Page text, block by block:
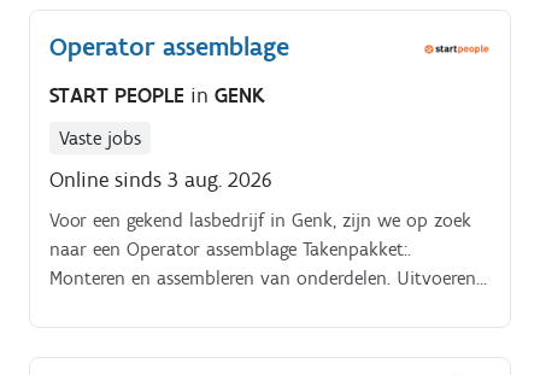
Operator assemblage
START PEOPLE in GENK
Vaste jobs
Online sinds 3 aug. 2026
Voor een gekend lasbedrijf in Genk, zijn we op zoek
naar een Operator assemblage Takenpakket:.
Monteren en assembleren van onderdelen. Uitvoeren
kijken. Kwaliteitscontroles.